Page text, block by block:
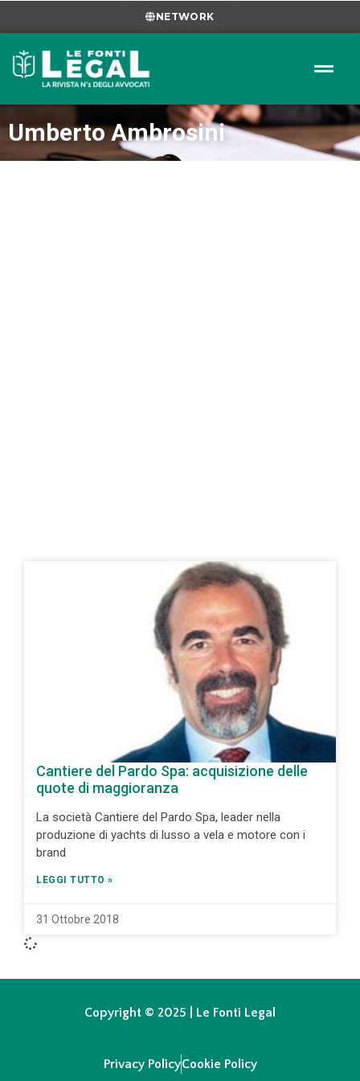
NETWORK
Umberto Ambrosini
Cantiere del Pardo Spa: acquisizione delle
quote di maggioranza
La società Cantiere del Pardo Spa, leader nella
produzione di yachts di lusso a vela e motore con i
brand
LEGGI TUTTO »
31 Ottobre 2018
Copyright © 2025 | Le Fonti Legal
Privacy PolicyCookie Policy